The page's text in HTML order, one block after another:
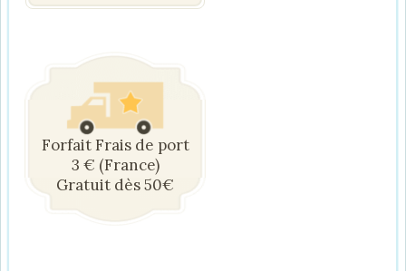
Forfait Frais de port
3 € (France)
Gratuit dès 50€